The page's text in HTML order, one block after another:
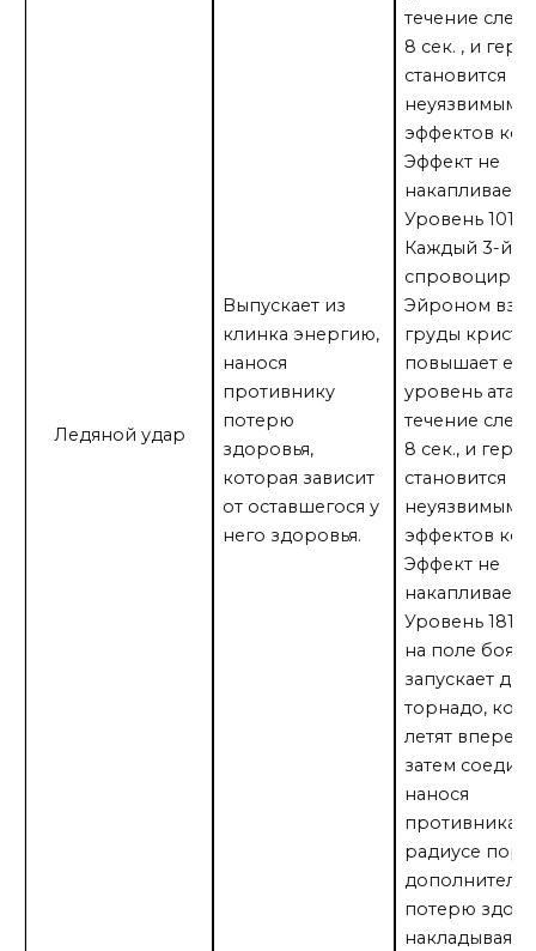
Ледяной удар
Выпускает из
клинка энергию,
нанося
противнику
потерю
здоровья,
которая зависит
от оставшегося у
него здоровья.
течение
8 сек. , и
становится
неуязвимым
эффектов
Эффект не
Уровень 101:
Каждый 3-й
Эйроном
груды
повышает его
уровень
течение
8 сек., и
становится
неуязвимым
эффектов
Эффект не
Уровень 181:
на поле боя,
запускает два
торнадо,
летят вперед,
затем
нанося
противникам
радиусе
потерю
накладывая